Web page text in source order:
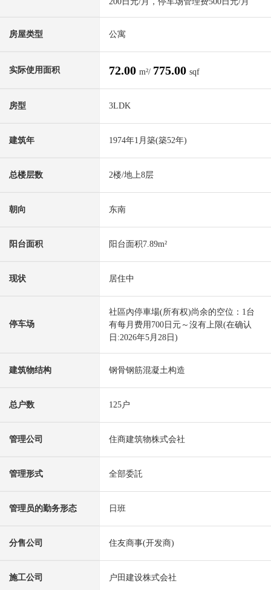
房屋类型 公寓
实际使用面积 72.00 m²/ 775.00 sqf
房型 3LDK
建筑年 1974年1月築(築52年)
总楼层数 2楼/地上8层
朝向 东南
阳台面积 阳台面积7.89m²
现状 居住中
停车场
社區內停車場(所有权)尚余的空位：1台
有每月费用700日元～沒有上限(在确认
日:2026年5月28日)
建筑物结构 钢骨钢筋混凝土构造
总户数 125户
管理公司 住商建筑物株式会社
管理形式 全部委託
管理员的勤务形态 日班
分售公司 住友商事(开发商)
施工公司 户田建设株式会社